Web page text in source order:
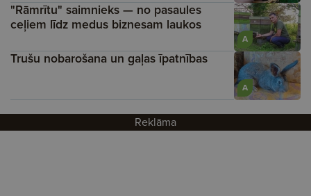
A
"Rāmrītu" saimnieks — no pasaules
ceļiem līdz medus biznesam laukos
A
Trušu nobarošana un gaļas īpatnības
Reklāma